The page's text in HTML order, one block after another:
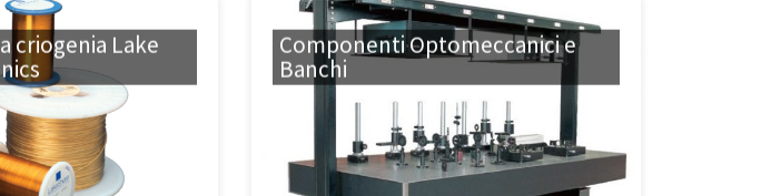
criogenia Lake
Componenti Optomeccanici e
Banchi